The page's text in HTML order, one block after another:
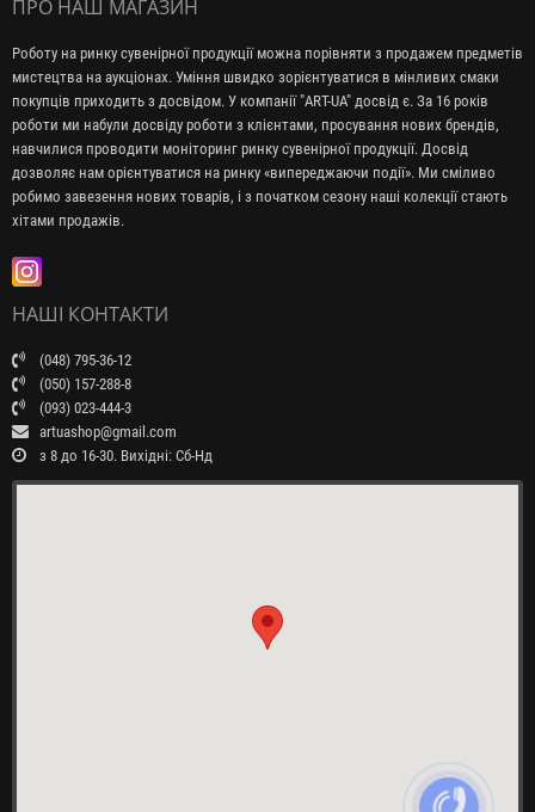
ПРО НАШ МАГАЗИН
Роботу на ринку сувенірної продукції можна порівняти з продажем предметів
мистецтва на аукціонах. Уміння швидко зорієнтуватися в мінливих смаки
покупців приходить з досвідом. У компанії "ART-UA" досвід є. За 16 років
роботи ми набули досвіду роботи з клієнтами, просування нових брендів,
навчилися проводити моніторинг ринку сувенірної продукції. Досвід
дозволяє нам орієнтуватися на ринку «випереджаючи події». Ми сміливо
робимо завезення нових товарів, і з початком сезону наші колекції стають
хітами продажів.
НАШІ КОНТАКТИ
(048) 795-36-12
(050) 157-288-8
(093) 023-444-3
artuashop@gmail.com
з 8 до 16-30. Вихідні: Сб-Нд